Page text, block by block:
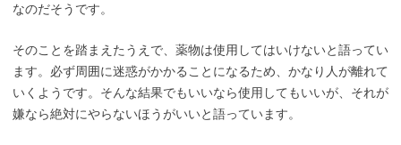
なのだそうです。
そのことを踏まえたうえで、薬物は使用してはいけないと語ってい
ます。必ず周囲に迷惑がかかることになるため、かなり人が離れて
いくようです。そんな結果でもいいなら使用してもいいが、それが
嫌なら絶対にやらないほうがいいと語っています。